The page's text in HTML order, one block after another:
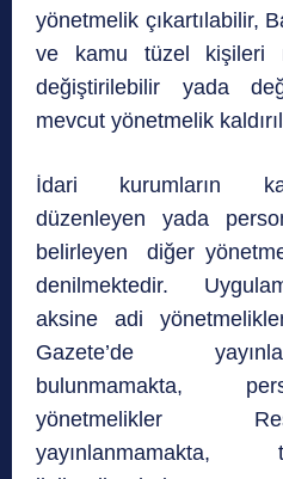
yönetmelik çıkartılabilir,
ve kamu tüzel kişileri
değiştirilebilir yada
mevcut yönetmelik
İdari kurumların
düzenleyen yada
belirleyen diğer
denilmektedir.
aksine adi
Gazete’de
bulunmamakta,
yönetmelikler
yayınlanmamakta,